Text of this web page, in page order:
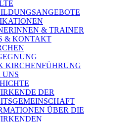
& TRAINER
& KONTAKT
KIRCHENFÜHRUNG
UNS
DER
ÜBER DIE